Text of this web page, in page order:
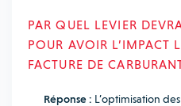
PAR QUEL LEVIER
POUR AVOIR L’IMPACT
FACTURE DE
Réponse : L’optimisation